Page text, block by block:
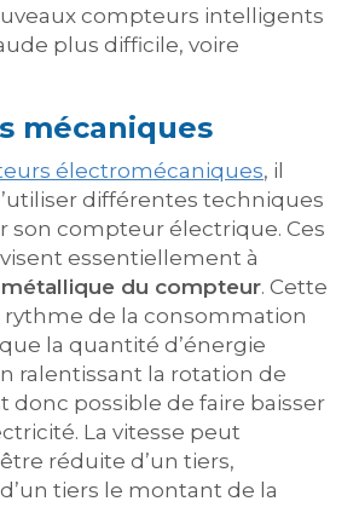
compteurs intelligents
plus difficile, voire
mécaniques
électromécaniques, il
différentes techniques
son compteur électrique. Ces
essentiellement à
du compteur. Cette
de la consommation
la quantité d’énergie
ralentissant la rotation de
donc possible de faire baisser
La vitesse peut
réduite d’un tiers,
tiers le montant de la